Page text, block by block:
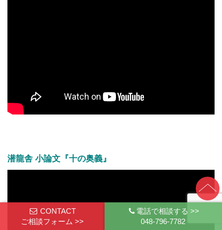
CONTACT
ご相談フォーム >>
電話で相談する >>
048-796-7782
潜龍舎 小論文『十の奥義』